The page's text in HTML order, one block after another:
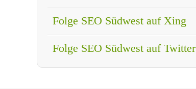
Folge SEO Südwest auf Xing
Folge SEO Südwest auf Twitter